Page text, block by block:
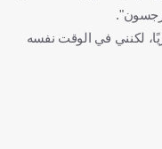
أنني لست عبقريًا، لكنني في الوقت نفسه